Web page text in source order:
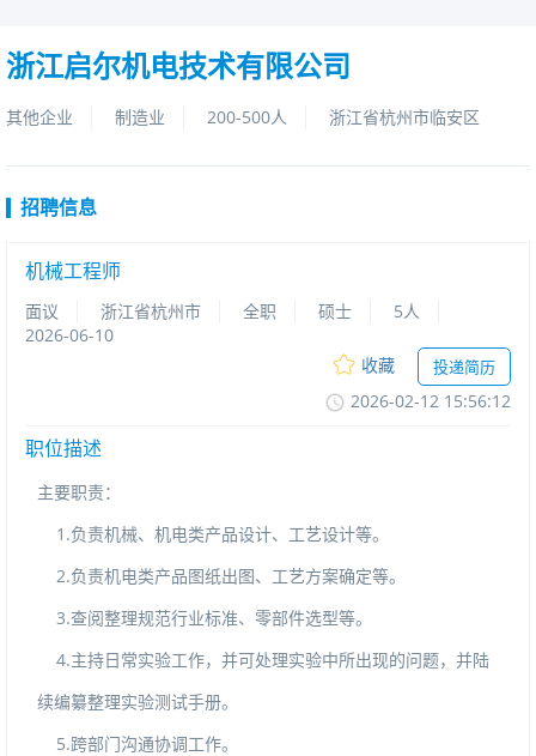
浙江启尔机电技术有限公司
其他企业 制造业 200-500人 浙江省杭州市临安区
招聘信息
机械工程师
面议 浙江省杭州市 全职 硕士
5人
2026-06-10
收藏
投递简历
2026-02-1215:56:12
职位描述
主要职责：
1.负责机械、机电类产品设计、工艺设计等。
2.负责机电类产品图纸出图、工艺方案确定等。
3.查阅整理规范行业标准、零部件选型等。
4.主持日常实验工作，并可处理实验中所出现的问题，并陆
续编纂整理实验测试手册。
5.跨部门沟通协调工作。